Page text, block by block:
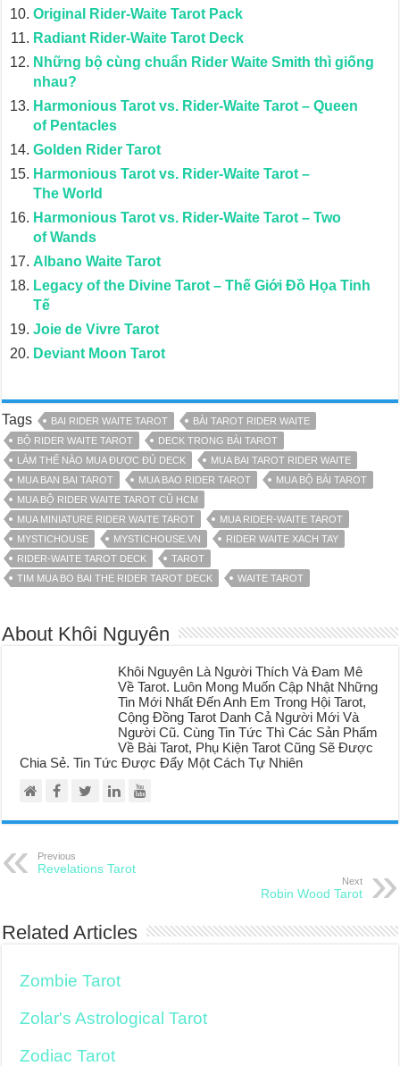
Original Rider-Waite Tarot Pack
Radiant Rider-Waite Tarot Deck
Những bộ cùng chuẩn Rider Waite Smith thì giống
nhau?
Harmonious Tarot vs. Rider-Waite Tarot – Queen
of Pentacles
Golden Rider Tarot
Harmonious Tarot vs. Rider-Waite Tarot –
The World
Harmonious Tarot vs. Rider-Waite Tarot – Two
of Wands
Albano Waite Tarot
Legacy of the Divine Tarot – Thế Giới Đồ Họa Tinh
Tế
Joie de Vivre Tarot
Deviant Moon Tarot
Tags BAI RIDER WAITE TAROT
BÀI TAROT RIDER WAITE
BỘ RIDER WAITE TAROT
DECK TRONG BÀI TAROT
LÀM THẾ NÀO MUA ĐƯỢC ĐỦ DECK
MUA BAI TAROT RIDER WAITE
MUA BAN BAI TAROT
MUA BAO RIDER TAROT
MUA BỘ BÀI TAROT
MUA BỘ RIDER WAITE TAROT CŨ HCM
MUA MINIATURE RIDER WAITE TAROT
MUA RIDER-WAITE TAROT
MYSTICHOUSE
MYSTICHOUSE.VN
RIDER WAITE XACH TAY
RIDER-WAITE TAROT DECK
TAROT
TIM MUA BO BAI THE RIDER TAROT DECK
WAITE TAROT
About Khôi Nguyên
Khôi Nguyên Là Người Thích Và Đam Mê
Về Tarot. Luôn Mong Muốn Cập Nhật Những
Tin Mới Nhất Đến Anh Em Trong Hội Tarot,
Cộng Đồng Tarot Danh Cả Người Mới Và
Người Cũ. Cùng Tin Tức Thì Các Sản Phẩm
Về Bài Tarot, Phụ Kiện Tarot Cũng Sẽ Được
Chia Sẻ. Tin Tức Được Đẩy Một Cách Tự Nhiên
Previous
Revelations Tarot
Next
Robin Wood Tarot
Related Articles
Zombie Tarot
Zolar's Astrological Tarot
Zodiac Tarot